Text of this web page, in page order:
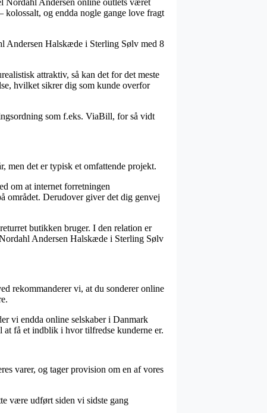
og endda nogle gange love fragt
Andersen Halskæde i Sterling Sølv med 8
attraktiv, så kan det for det meste
hvilket sikrer dig som kunde overfor
som f.eks. ViaBill, for så vidt
men det er typisk et omfattende projekt.
om at internet forretningen
området. Derudover giver det dig genvej
butikken bruger. I den relation er
Andersen Halskæde i Sterling Sølv
rekommanderer vi, at du sonderer online
vi endda online selskaber i Danmark
at få et indblik i hvor tilfredse kunderne er.
varer, og tager provision om en af vores
være udført siden vi sidste gang